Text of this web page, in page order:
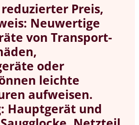
Preis,
Neuwertige
von Transport-
oder
leichte
aufweisen.
Hauptgerät und